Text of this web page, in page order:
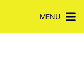
MENU